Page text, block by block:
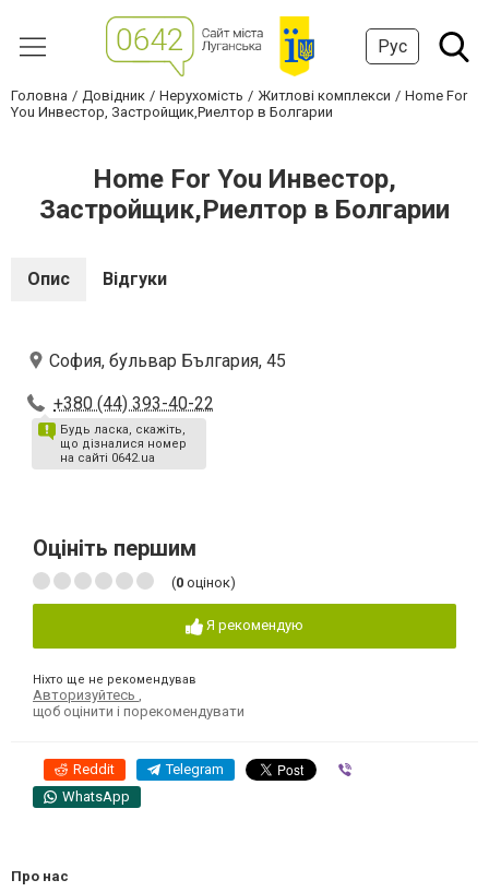
Рус
Головна Довідник Нерухомість Житлові комплекси
Home For
You Инвестор, Застройщик,Риелтор в Болгарии
Home For You Инвестор,
Застройщик,Риелтор в Болгарии
Опис Відгуки
София, бульвар България, 45
+380 (44) 393-40-22
Будь ласка, скажіть,
що дізналися номер
на сайті 0642.ua
Оцініть першим
(0 оцінок)
Я рекомендую
Ніхто ще не рекомендував
Авторизуйтесь
щоб оцінити і порекомендувати
Reddit Telegram
WhatsApp
Про нас